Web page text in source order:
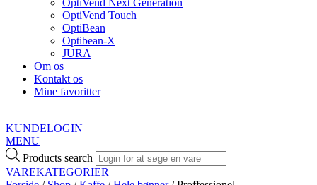
OptiVend Next Generation
OptiVend Touch
OptiBean
Optibean-X
JURA
Om os
Kontakt os
Mine favoritter
KUNDELOGIN
MENU
Products search
VAREKATEGORIER